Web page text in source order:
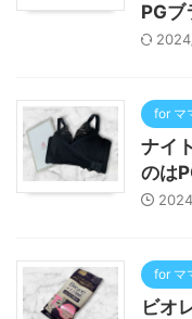
PGブ
for マ
ナイ
のは
for マ
ビオ